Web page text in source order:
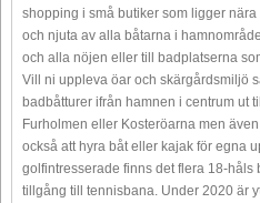
shopping i små butiker som ligger
och njuta av alla båtarna i
och alla nöjen eller till badplatserna
Vill ni uppleva öar och skärgårdsmiljö
badbåtturer ifrån hamnen i centrum ut
Furholmen eller Kosteröarna men
också att hyra båt eller kajak för egna
golfintresserade finns det flera 18-
tillgång till tennisbana. Under 2020 är